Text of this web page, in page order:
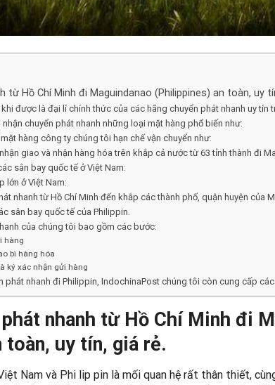
từ Hồ Chí Minh đi Maguindanao (Philippines) an toàn, uy
được là đại lí chính thức của các hãng chuyển phát nhanh uy tín
chuyển phát nhanh những loại mặt hàng phổ biến như:
hàng công ty chúng tôi hạn chế vận chuyển như:
giao và nhận hàng hóa trên khắp cả nước từ 63 tỉnh thành đi
sân bay quốc tế ở Việt Nam:
lớn ở Việt Nam:
nhanh từ Hồ Chí Minh đến khắp các thành phố, quận huyện của
sân bay quốc tế của Philippin.
của chúng tôi bao gồm các bước:
hàng
bì hàng hóa
ký xác nhận gửi hàng
phát nhanh đi Philippin, IndochinaPost chúng tôi còn cung cấp
nhanh từ Hồ Chí Minh đi
uy tín, giá rẻ.
Nam và Phi lip pin là mối quan hệ rất thân thiết,